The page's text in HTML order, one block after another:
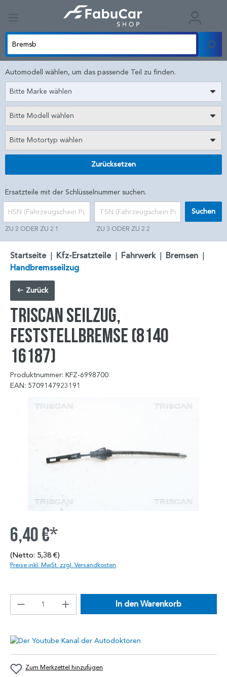
Automodell wählen, um das passende Teil zu finden.
Bitte Marke wählen
Bitte Modell wählen
Bitte Motortyp wählen
Zurücksetzen
Ersatzteile mit der Schlüsselnummer suchen.
ZU 2 ODER ZU 2.1 ZU 3 ODER ZU 2.2
Suchen
Startseite | Kfz-Ersatzteile | Fahrwerk | Bremsen |
Handbremsseilzug
Zurück
TRISCAN Seilzug,
Feststellbremse (8140
16187)
Produktnummer: KFZ-6998700
EAN: 5709147923191
6,40 €*
(Netto: 5,38 €)
Preise inkl. MwSt. zzgl. Versandkosten
In den Warenkorb
Zum Merkzettel hinzufügen